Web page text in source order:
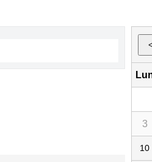
<
3
10